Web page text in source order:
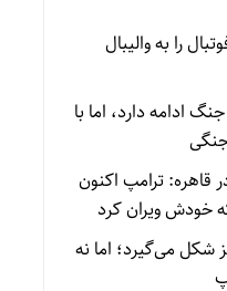
را به والیبال
ادامه دارد، اما با
قاهره: ترامپ اکنون
خودش ویران کرد
شکل می‌گیرد؛ اما نه